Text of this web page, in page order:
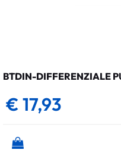
BTDIN-DIFFERENZIALE
€ 17,93
Quantità